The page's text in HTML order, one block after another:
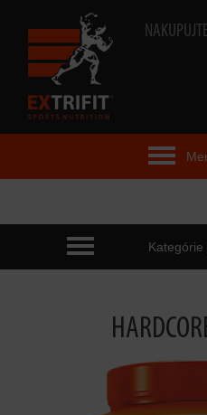
PRODUKTY